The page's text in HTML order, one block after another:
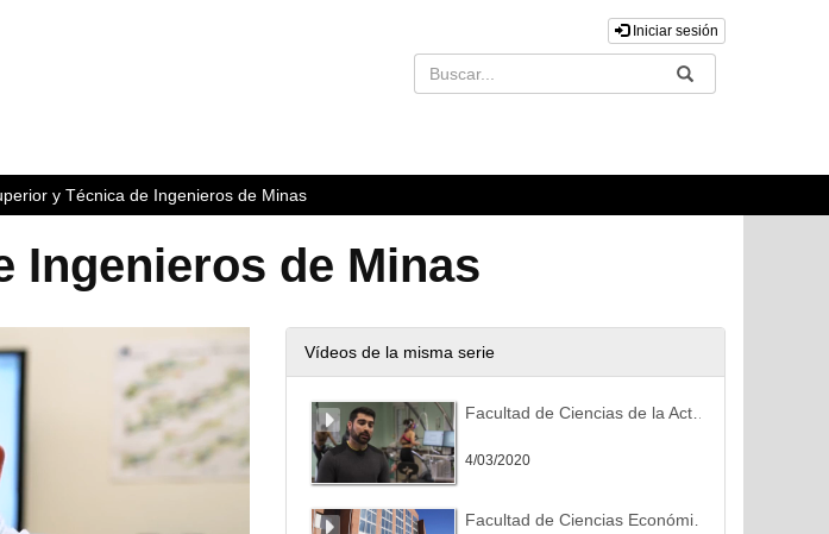
Iniciar sesión
Buscar Enviar
y Técnica de Ingenieros de Minas
Ingenieros de Minas
Vídeos de la misma serie
4/03/2020